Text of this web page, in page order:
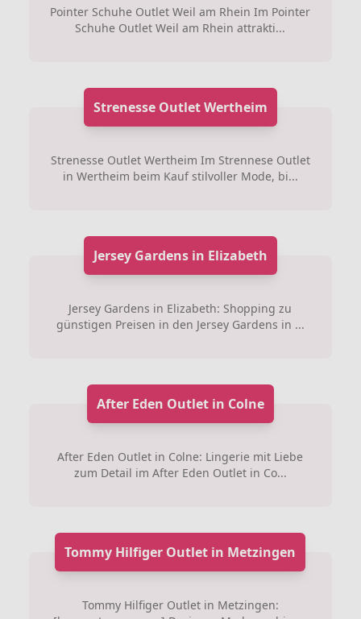
Pointer Schuhe Outlet Weil am Rhein Im Pointer
Schuhe Outlet Weil am Rhein attrakti...
Strenesse Outlet Wertheim
Strenesse Outlet Wertheim Im Strennese Outlet
in Wertheim beim Kauf stilvoller Mode, bi...
Jersey Gardens in Elizabeth
Jersey Gardens in Elizabeth: Shopping zu
günstigen Preisen in den Jersey Gardens in ...
After Eden Outlet in Colne
After Eden Outlet in Colne: Lingerie mit Liebe
zum Detail im After Eden Outlet in Co...
Tommy Hilfiger Outlet in Metzingen
Tommy Hilfiger Outlet in Metzingen: